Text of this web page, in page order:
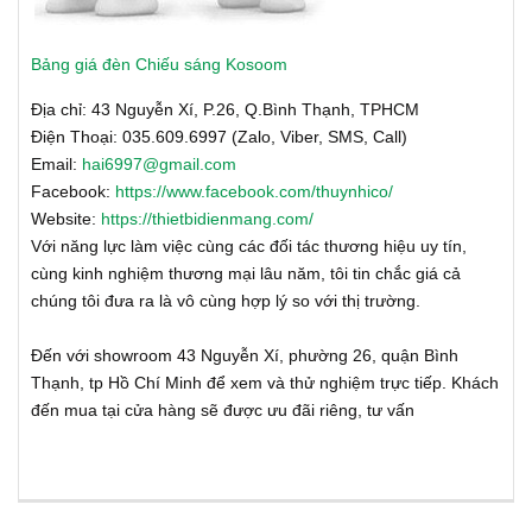
Bảng giá đèn Chiếu sáng Kosoom
Địa chỉ: 43 Nguyễn Xí, P.26, Q.Bình Thạnh, TPHCM
Điện Thoại: 035.609.6997 (Zalo, Viber, SMS, Call)
Email: hai6997@gmail.com
Facebook: https://www.facebook.com/thuynhico/
Website: https://thietbidienmang.com/
Với năng lực làm việc cùng các đối tác thương hiệu uy tín,
cùng kinh nghiệm thương mại lâu năm, tôi tin chắc giá cả
chúng tôi đưa ra là vô cùng hợp lý so với thị trường.
Đến với showroom 43 Nguyễn Xí, phường 26, quận Bình
Thạnh, tp Hồ Chí Minh để xem và thử nghiệm trực tiếp. Khách
đến mua tại cửa hàng sẽ được ưu đãi riêng, tư vấn